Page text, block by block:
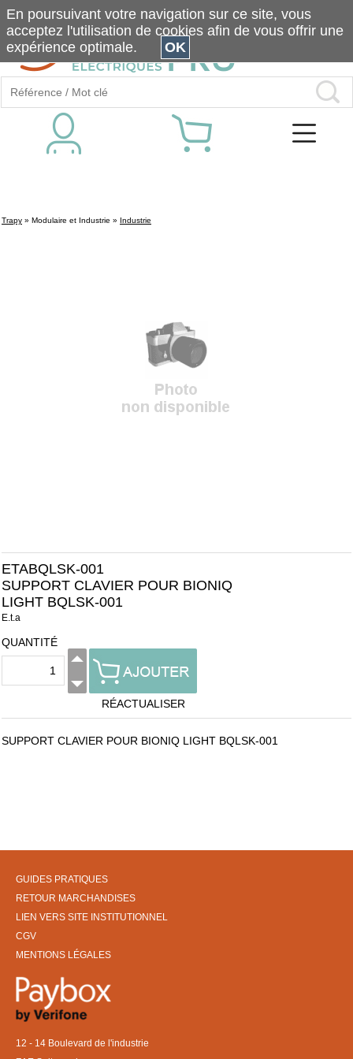
Trapy » Modulaire et Industrie » Industrie
ETABQLSK-001
SUPPORT CLAVIER POUR BIONIQ
LIGHT BQLSK-001
E.t.a
QUANTITÉ
RÉACTUALISER
SUPPORT CLAVIER POUR BIONIQ LIGHT BQLSK-001
GUIDES PRATIQUES
RETOUR MARCHANDISES
LIEN VERS SITE INSTITUTIONNEL
CGV
MENTIONS LÉGALES
12 - 14 Boulevard de l'industrie
En poursuivant votre navigation sur ce site, vous
acceptez l'utilisation de cookies afin de vous offrir une
expérience optimale.
OK